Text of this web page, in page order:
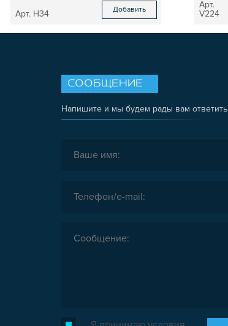
H34 Добавить V224
СООБЩЕНИЕ
Напишите и мы будем рады вам ответить